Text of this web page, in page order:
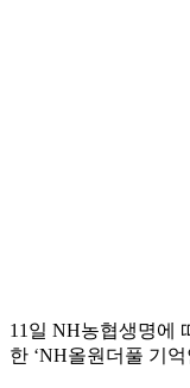
11일 NH농협생명에
한 ‘NH올원더풀 기